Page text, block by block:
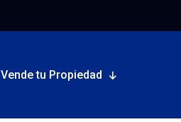
Vende tu Propiedad